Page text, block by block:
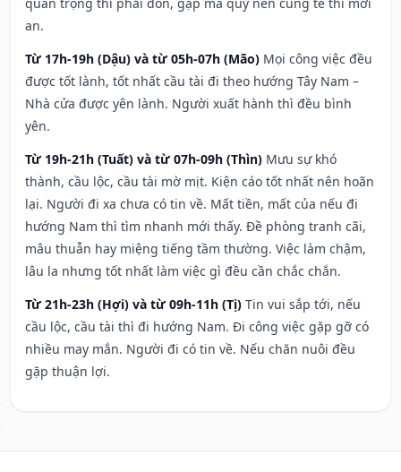
an.
Từ 17h-19h (Dậu) và từ 05h-07h (Mão) Mọi công việc đều
được tốt lành, tốt nhất cầu tài đi theo hướng Tây Nam –
Nhà cửa được yên lành. Người xuất hành thì đều bình
yên.
Từ 19h-21h (Tuất) và từ 07h-09h (Thìn) Mưu sự khó
thành, cầu lộc, cầu tài mờ mịt. Kiện cáo tốt nhất nên hoãn
lại. Người đi xa chưa có tin về. Mất tiền, mất của nếu đi
hướng Nam thì tìm nhanh mới thấy. Đề phòng tranh cãi,
mâu thuẫn hay miệng tiếng tầm thường. Việc làm chậm,
lâu la nhưng tốt nhất làm việc gì đều cần chắc chắn.
Từ 21h-23h (Hợi) và từ 09h-11h (Tị) Tin vui sắp tới, nếu
cầu lộc, cầu tài thì đi hướng Nam. Đi công việc gặp gỡ có
nhiều may mắn. Người đi có tin về. Nếu chăn nuôi đều
gặp thuận lợi.